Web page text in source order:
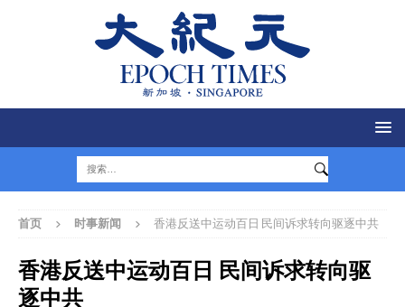
首页 时事新闻 香港反送中运动百日 民间诉求转向驱逐中共
香港反送中运动百日 民间诉求转向驱
逐中共